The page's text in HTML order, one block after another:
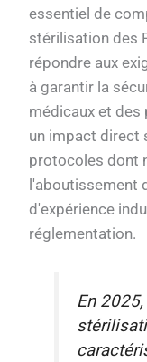
essentiel de
stérilisation des
répondre aux
à garantir la
médicaux et
un impact direct
protocoles dont
l'aboutissement
d'expérience
réglementation.
En